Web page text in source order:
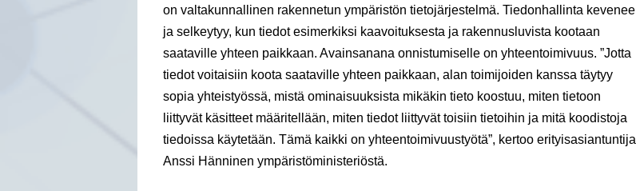
on valtakunnallinen rakennetun ympäristön tietojärjestelmä. Tiedonhallinta kevenee
ja selkeytyy, kun tiedot esimerkiksi kaavoituksesta ja rakennusluvista kootaan
saataville yhteen paikkaan. Avainsanana onnistumiselle on yhteentoimivuus. ”Jotta
tiedot voitaisiin koota saataville yhteen paikkaan, alan toimijoiden kanssa täytyy
sopia yhteistyössä, mistä ominaisuuksista mikäkin tieto koostuu, miten tietoon
liittyvät käsitteet määritellään, miten tiedot liittyvät toisiin tietoihin ja mitä koodistoja
tiedoissa käytetään. Tämä kaikki on yhteentoimivuustyötä”, kertoo erityisasiantuntija
Anssi Hänninen ympäristöministeriöstä.